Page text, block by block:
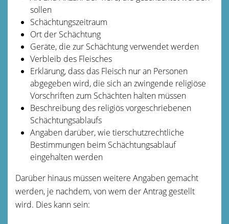
sollen
Schächtungszeitraum
Ort der Schächtung
Geräte, die zur Schächtung verwendet werden
Verbleib des Fleisches
Erklärung, dass das Fleisch nur an Personen
abgegeben wird, die sich an zwingende religiöse
Vorschriften zum Schächten halten müssen
Beschreibung des religiös vorgeschriebenen
Schächtungsablaufs
Angaben darüber, wie tierschutzrechtliche
Bestimmungen beim Schächtungsablauf
eingehalten werden
Darüber hinaus müssen weitere Angaben gemacht
werden, je nachdem, von wem der Antrag gestellt
wird. Dies kann sein: